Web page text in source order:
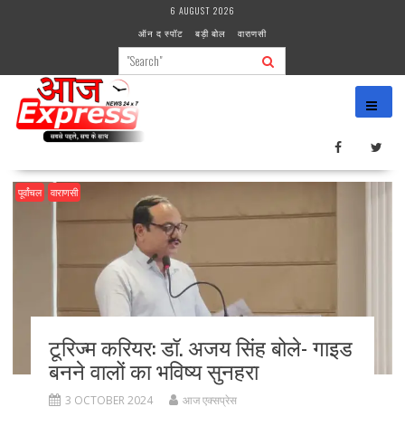
6 AUGUST 2026
ऑन द स्पॉट
बड़ी बोल वाराणसी
पूर्वांचल वाराणसी
टूरिज्म करियर: डॉ. अजय सिंह बोले- गाइड
बनने वालों का भविष्य सुनहरा
3 OCTOBER 2024 आज एक्सप्रेस